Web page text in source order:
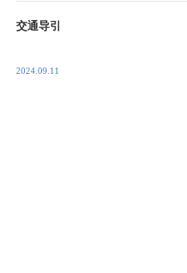
交通导引
2024.09.11